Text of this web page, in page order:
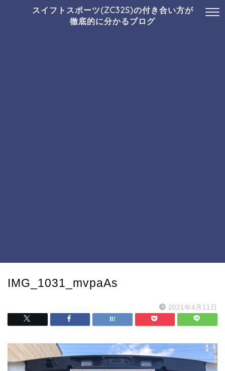
スイフトスポーツ(ZC32S)の付き合い方が
徹底的に分かるブログ
IMG_1031_mvpaAs
2021年4月11日